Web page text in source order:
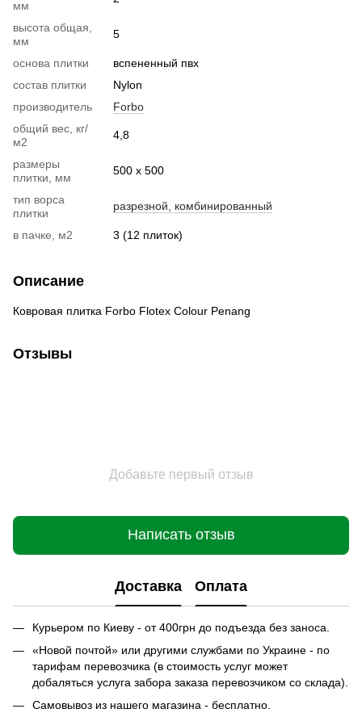
мм
высота общая,
мм
5
основа плитки
вспененный пвх
состав плитки
Nylon
производитель
Forbo
общий вес, кг/
м2
4,8
размеры
плитки, мм
500 х 500
тип ворса
плитки
разрезной, комбинированный
в пачке, м2 3 (12 плиток)
Описание
Ковровая плитка Forbo Flotex Colour Penang
Отзывы
Добавьте первый отзыв
Написать отзыв
Доставка Оплата
Курьером по Киеву - от 400грн до подъезда без заноса.
«Новой почтой» или другими службами по Украине - по
тарифам перевозчика (в стоимость услуг может
добаляться услуга забора заказа перевозчиком со склада).
Самовывоз из нашего магазина - бесплатно.